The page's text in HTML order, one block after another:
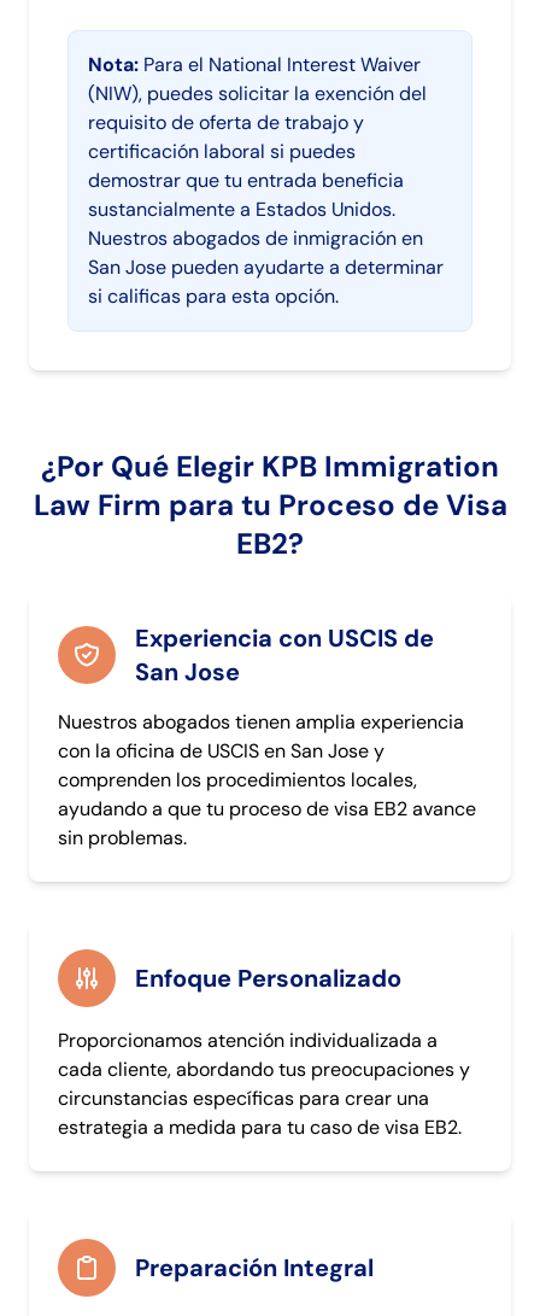
Nota: Para el National Interest Waiver
(NIW), puedes solicitar la exención del
requisito de oferta de trabajo y
certificación laboral si puedes
demostrar que tu entrada beneficia
sustancialmente a Estados Unidos.
Nuestros abogados de inmigración en
San Jose pueden ayudarte a determinar
si calificas para esta opción.
¿Por Qué Elegir KPB Immigration
Law Firm para tu Proceso de Visa
EB2?
Experiencia con USCIS de
San Jose
Nuestros abogados tienen amplia experiencia
con la oficina de USCIS en San Jose y
comprenden los procedimientos locales,
ayudando a que tu proceso de visa EB2 avance
sin problemas.
Enfoque Personalizado
Proporcionamos atención individualizada a
cada cliente, abordando tus preocupaciones y
circunstancias específicas para crear una
estrategia a medida para tu caso de visa EB2.
Preparación Integral